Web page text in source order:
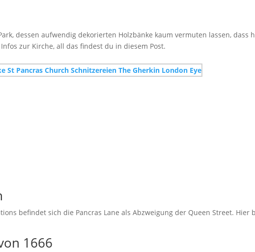
dessen aufwendig dekorierten Holzbänke kaum vermuten lassen, dass
zur Kirche, all das findest du in diesem Post.
befindet sich die Pancras Lane als Abzweigung der Queen Street. Hier
1666